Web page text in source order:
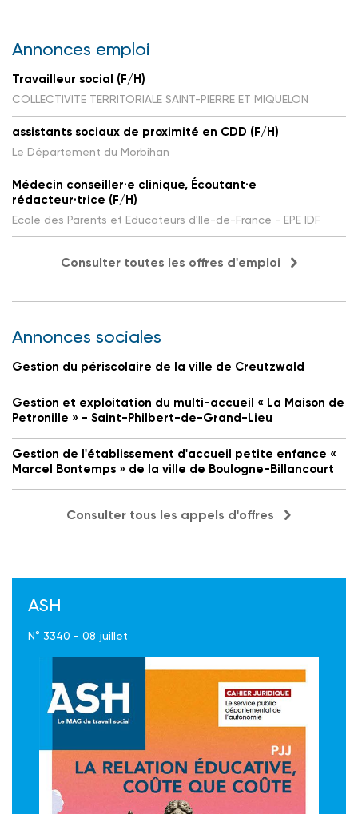
Annonces emploi
Travailleur social (F/H)
COLLECTIVITE TERRITORIALE SAINT-PIERRE ET MIQUELON
assistants sociaux de proximité en CDD (F/H)
Le Département du Morbihan
Médecin conseiller·e clinique, Écoutant·e
rédacteur·trice (F/H)
Ecole des Parents et Educateurs d'Ile-de-France - EPE IDF
Consulter toutes les offres d'emploi
Annonces sociales
Gestion du périscolaire de la ville de Creutzwald
Gestion et exploitation du multi-accueil « La Maison de
Petronille » - Saint-Philbert-de-Grand-Lieu
Gestion de l'établissement d'accueil petite enfance «
Marcel Bontemps » de la ville de Boulogne-Billancourt
Consulter tous les appels d'offres
ASH
N° 3340 - 08 juillet